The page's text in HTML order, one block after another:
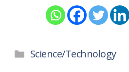
Categories
Science/Technology